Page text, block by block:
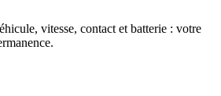
vitesse, contact et batterie : votre